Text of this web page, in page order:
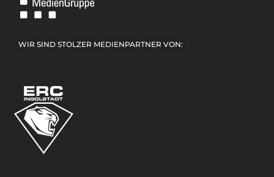
WIR SIND STOLZER MEDIENPARTNER VON: